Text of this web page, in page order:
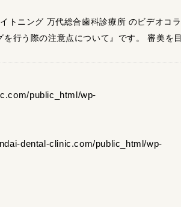
トニング 万代総合歯科診療所 のビデオコラ
行う際の注意点について』です。 審美を目
public_html/wp-
dental-clinic.com/public_html/wp-